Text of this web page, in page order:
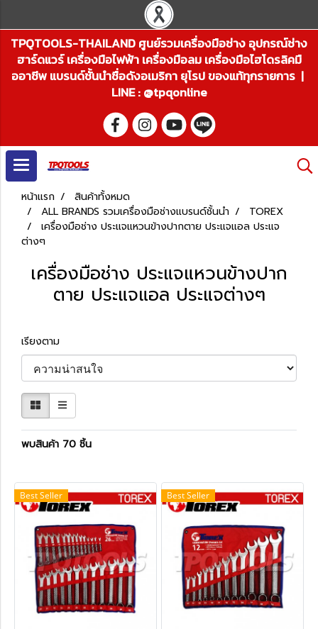
TPQTOOLS-THAILAND ศูนย์รวมเครื่องมือช่าง อุปกรณ์ช่าง
ฮาร์ดแวร์ เครื่องมือไฟฟ้า เครื่องมือลม เครื่องมือไฮโดรลิคมื
ออาชีพ แบรนด์ชั้นนำชื่อดังอเมริกา ยุโรป ของแท้ทุกรายการ |
LINE : @tpqonline
หน้าแรก
สินค้าทั้งหมด
ALL BRANDS รวมเครื่องมือช่างแบรนด์ชั้นนำ
TOREX
เครื่องมือช่าง ประแจแหวนข้างปากตาย ประแจแอล ประแจ
ต่างๆ
เครื่องมือช่าง ประแจแหวนข้างปาก
ตาย ประแจแอล ประแจต่างๆ
เรียงตาม
พบสินค้า 70 ชิ้น
Best Seller Best Seller